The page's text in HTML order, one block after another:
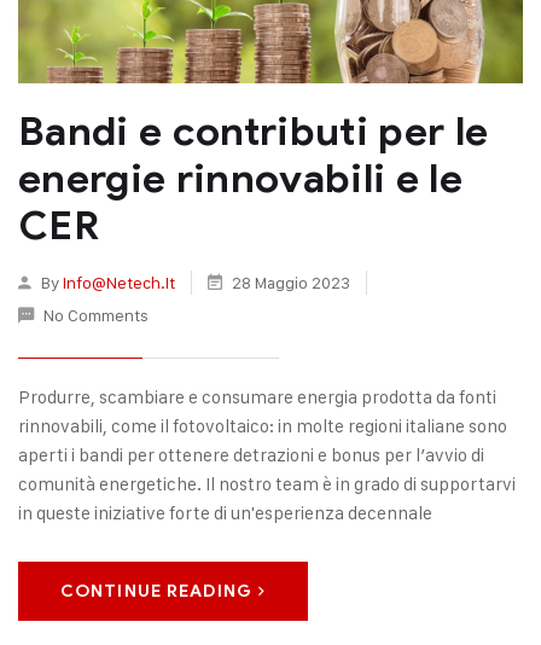
Bandi e contributi per le
energie rinnovabili e le
CER
ByInfo@netech.it
28 Maggio 2023
No Comments
Produrre, scambiare e consumare energia prodotta da fonti
rinnovabili, come il fotovoltaico: in molte regioni italiane sono
aperti i bandi per ottenere detrazioni e bonus per l’avvio di
comunità energetiche. Il nostro team è in grado di supportarvi
in queste iniziative forte di un'esperienza decennale
CONTINUE READING